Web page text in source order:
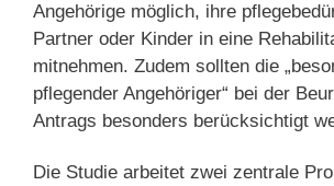
Angehörige möglich, ihre
Partner oder Kinder in eine
mitnehmen. Zudem sollten die
pflegender Angehöriger“ bei der
Antrags besonders berücksichtigt
Die Studie arbeitet zwei zentrale